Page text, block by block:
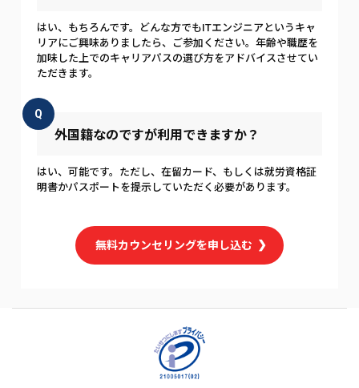
はい、もちろんです。どんな方でもITエンジニアというキャ
リアにご興味ありましたら、ご参加ください。年齢や職歴を
加味した上でのキャリアパスの選び方をアドバイスさせてい
ただきます。
Q
外国籍なのですが利用できますか？
はい、可能です。ただし、在留カード、もしくは就労資格証
明書かパスポートを提示していただく必要があります。
無料カウンセリングを申し込む